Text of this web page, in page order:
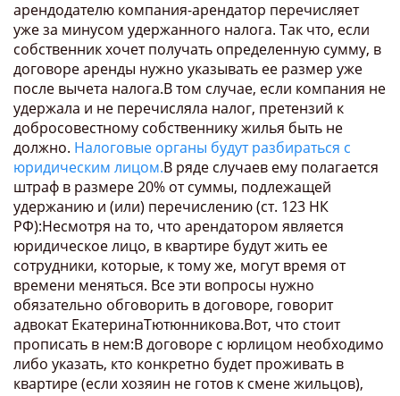
арендодателю компания-арендатор перечисляет
уже за минусом удержанного налога. Так что, если
собственник хочет получать определенную сумму, в
договоре аренды нужно указывать ее размер уже
после вычета налога.В том случае, если компания не
удержала и не перечисляла налог, претензий к
добросовестному собственнику жилья быть не
должно. Налоговые органы будут разбираться с
юридическим лицом.В ряде случаев ему полагается
штраф в размере 20% от суммы, подлежащей
удержанию и (или) перечислению (ст. 123 НК
РФ):Несмотря на то, что арендатором является
юридическое лицо, в квартире будут жить ее
сотрудники, которые, к тому же, могут время от
времени меняться. Все эти вопросы нужно
обязательно обговорить в договоре, говорит
адвокат ЕкатеринаТютюнникова.Вот, что стоит
прописать в нем:В договоре с юрлицом необходимо
либо указать, кто конкретно будет проживать в
квартире (если хозяин не готов к смене жильцов),